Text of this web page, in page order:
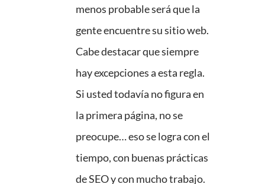
menos probable será que la
gente encuentre su sitio web.
Cabe destacar que siempre
hay excepciones a esta regla.
Si usted todavía no figura en
la primera página, no se
preocupe… eso se logra con el
tiempo, con buenas prácticas
de SEO y con mucho trabajo.